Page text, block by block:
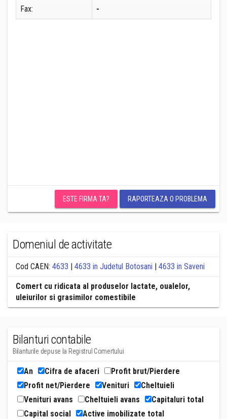
Fax: -
ESTE FIRMA TA? RAPORTEAZA O PROBLEMA
Domeniul de activitate
Cod CAEN: 4633 | 4633 in Judetul Botosani | 4633 in Saveni
Comert cu ridicata al produselor lactate, oualelor,
uleiurilor si grasimilor comestibile
Bilanturi contabile
Bilanturile depuse la Registrul Comertului
An Cifra de afaceri
Profit brut/Pierdere
Profit net/Pierdere
Venituri
Cheltuieli
Venituri avans
Cheltuieli avans
Capitaluri total
Capital social
Active imobilizate total